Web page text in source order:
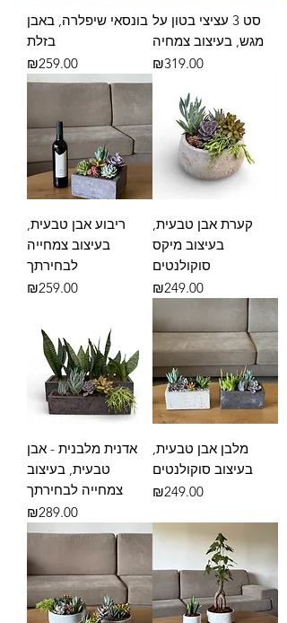
סט 3 עציצי בטון על
מגש, בעיצוב צמחיה
מחיר
₪319.00
בונסאי שיפלרה, באבן
בזלת
מחיר
₪259.00
קערת אבן טבעית,
בעיצוב מיקס
סוקולנטים
מחיר
₪249.00
ריבוע אבן טבעית,
בעיצוב צמחייה
לבחירתך
מחיר
₪259.00
מלבן אבן טבעית,
בעיצוב סוקולנטים
מחיר
₪249.00
אדנית מלבנית - אבן
טבעית, בעיצוב
צמחייה לבחירתך
מחיר
₪289.00